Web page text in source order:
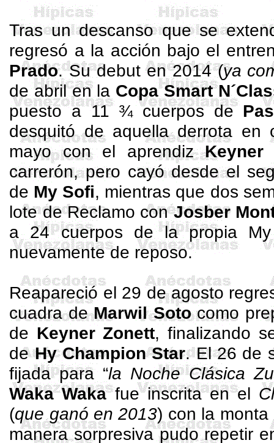
Tras un descanso que se
regresó a la acción bajo el
Prado. Su debut en 2014 (ya
de abril en la Copa Smart
puesto a 11 ¾ cuerpos de
desquitó de aquella derrota
mayo con el aprendizKeyner
carrerón, pero cayó desde el
de My Sofi, mientras que dos
lote de Reclamo conJosber
a 24 cuerpos de la propia My
nuevamente de reposo.
Reapareció el 29 de agosto
cuadra deMarwilSotocomo
de Keyner Zonett, finalizando
deHy Champion Star. El 26 de
fijada para “la Noche Clásica
Waka Wakafue inscrita en el
(que ganó en 2013) con la
manera sorpresiva pudo repetir